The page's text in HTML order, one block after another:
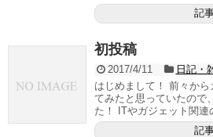
記
初投稿
2017/4/11
日記・
はじめまして！ 前々か
てみたと思っていたので
た！ ITやガジェット関連
記